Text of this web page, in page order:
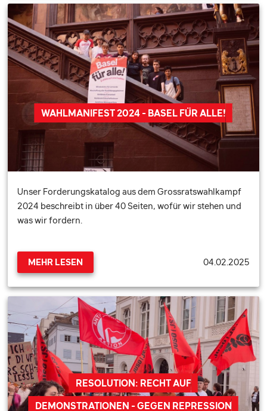
WAHLMANIFEST 2024 - BASEL FÜR ALLE!
Unser Forderungskatalog aus dem Grossratswahlkampf
2024 beschreibt in über 40 Seiten, wofür wir stehen und
was wir fordern.
MEHR LESEN 04.02.2025
RESOLUTION: RECHT AUF
DEMONSTRATIONEN - GEGEN REPRESSION